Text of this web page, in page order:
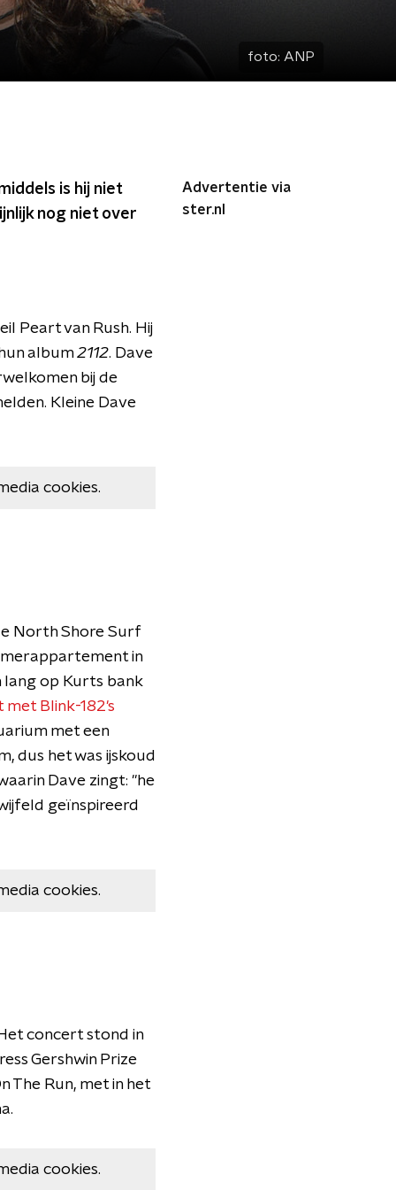
foto: ANP
is hij niet
nog niet over
Peart van Rush. Hij
album2112. Dave
bij de
Kleine Dave
cookies.
North Shore Surf
in
lang op Kurts bank
met Blink-182's
met een
dus het was ijskoud
Dave zingt: "he
geïnspireerd
cookies.
concert stond in
Gershwin Prize
The Run, met in het
cookies.
Advertentie via
ster.nl